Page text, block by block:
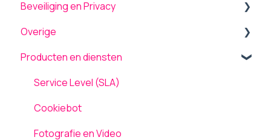
Algemeen
Menu
Theme settings
Plugins
Formulieren
Pagina's
Beveiliging en Privacy
Beveiliging
Onderhoud en updates
TLS ondersteuning
AVG / GDPR
Overige
Back-up terugplaatsen / herstellen
Tickets
Computergebruik
Netwerk en Storingen
Producten en diensten
Service Level (SLA)
Cookiebot
Fotografie en Video